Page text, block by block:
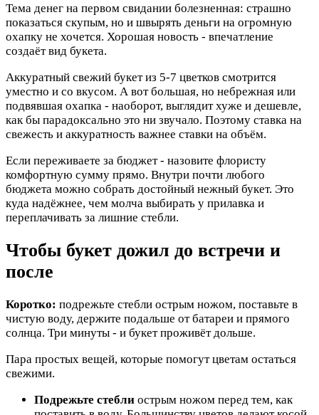
Тема денег на первом свидании болезненная: страшно
показаться скупым, но и швырять деньги на огромную
охапку не хочется. Хорошая новость - впечатление
создаёт вид букета.
Аккуратный свежий букет из 5-7 цветков смотрится
уместно и со вкусом. А вот большая, но небрежная или
подвявшая охапка - наоборот, выглядит хуже и дешевле,
как бы парадоксально это ни звучало. Поэтому ставка на
свежесть и аккуратность важнее ставки на объём.
Если переживаете за бюджет - назовите флористу
комфортную сумму прямо. Внутри почти любого
бюджета можно собрать достойный нежный букет. Это
куда надёжнее, чем молча выбирать у прилавка и
переплачивать за лишние стебли.
Чтобы букет дожил до встречи и
после
Коротко: подрежьте стебли острым ножом, поставьте в
чистую воду, держите подальше от батареи и прямого
солнца. Три минуты - и букет проживёт дольше.
Пара простых вещей, которые помогут цветам остаться
свежими.
Подрежьте стебли острым ножом перед тем, как